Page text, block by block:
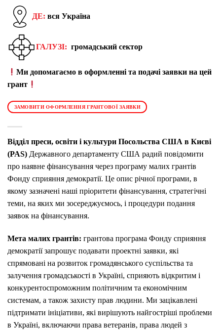
ДЕ: вся Україна
ГАЛУЗІ: громадський сектор
Ми допомагаємо в оформленні та подачі заявки на цей
грант
ЗАМОВИТИ ОФОРМЛЕННЯ ГРАНТОВОЇ ЗАЯВКИ
Відділ преси, освіти і культури Посольства США в Києві
(PAS) Державного департаменту США радий повідомити
про наявне фінансування через програму малих грантів
Фонду сприяння демократії. Це опис річної програми, в
якому зазначені наші пріоритети фінансування, стратегічні
теми, на яких ми зосереджуємось, і процедури подання
заявок на фінансування.
Мета малих грантів: грантова програма Фонду сприяння
демократії запрошує подавати проектні заявки, які
спрямовані на розвиток громадянського суспільства та
залучення громадськості в Україні, сприяють відкритим і
конкурентоспроможним політичним та економічним
системам, а також захисту прав людини. Ми зацікавлені
підтримати ініціативи, які вирішують найгостріші проблеми
в Україні, включаючи права ветеранів, права людей з